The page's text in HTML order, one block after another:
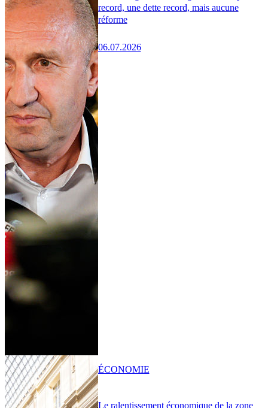
record, une dette record, mais aucune
réforme
06.07.2026
Le ralentissement économique de la zone
ÉCONOMIE